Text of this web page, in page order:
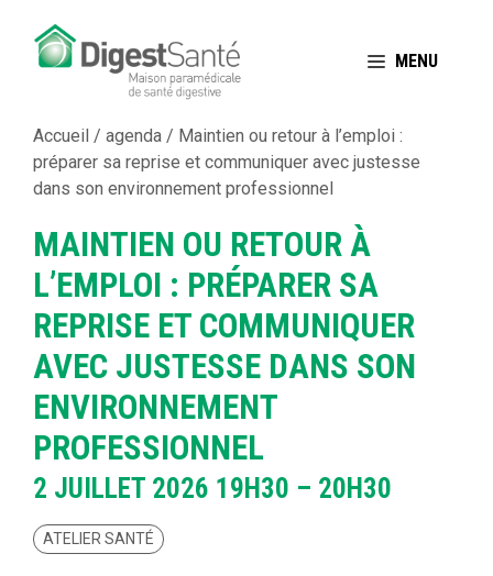
MENU
Accueil / agenda / Maintien ou retour à l’emploi :
préparer sa reprise et communiquer avec justesse
dans son environnement professionnel
MAINTIEN OU RETOUR À
L’EMPLOI : PRÉPARER SA
REPRISE ET COMMUNIQUER
AVEC JUSTESSE DANS SON
ENVIRONNEMENT
PROFESSIONNEL
2 JUILLET 2026 19H30 – 20H30
ATELIER SANTÉ